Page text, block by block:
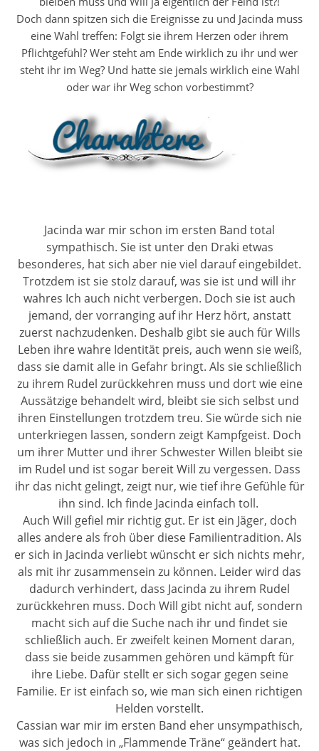
Doch dann spitzen sich die Ereignisse zu und Jacinda muss
eine Wahl treffen: Folgt sie ihrem Herzen oder ihrem
Pflichtgefühl? Wer steht am Ende wirklich zu ihr und wer
steht ihr im Weg? Und hatte sie jemals wirklich eine Wahl
oder war ihr Weg schon vorbestimmt?
Jacinda war mir schon im ersten Band total
sympathisch. Sie ist unter den Draki etwas
besonderes, hat sich aber nie viel darauf eingebildet.
Trotzdem ist sie stolz darauf, was sie ist und will ihr
wahres Ich auch nicht verbergen. Doch sie ist auch
jemand, der vorranging auf ihr Herz hört, anstatt
zuerst nachzudenken. Deshalb gibt sie auch für Wills
Leben ihre wahre Identität preis, auch wenn sie weiß,
dass sie damit alle in Gefahr bringt. Als sie schließlich
zu ihrem Rudel zurückkehren muss und dort wie eine
Aussätzige behandelt wird, bleibt sie sich selbst und
ihren Einstellungen trotzdem treu. Sie würde sich nie
unterkriegen lassen, sondern zeigt Kampfgeist. Doch
um ihrer Mutter und ihrer Schwester Willen bleibt sie
im Rudel und ist sogar bereit Will zu vergessen. Dass
ihr das nicht gelingt, zeigt nur, wie tief ihre Gefühle für
ihn sind. Ich finde Jacinda einfach toll.
Auch Will gefiel mir richtig gut. Er ist ein Jäger, doch
alles andere als froh über diese Familientradition. Als
er sich in Jacinda verliebt wünscht er sich nichts mehr,
als mit ihr zusammensein zu können. Leider wird das
dadurch verhindert, dass Jacinda zu ihrem Rudel
zurückkehren muss. Doch Will gibt nicht auf, sondern
macht sich auf die Suche nach ihr und findet sie
schließlich auch. Er zweifelt keinen Moment daran,
dass sie beide zusammen gehören und kämpft für
ihre Liebe. Dafür stellt er sich sogar gegen seine
Familie. Er ist einfach so, wie man sich einen richtigen
Helden vorstellt.
Cassian war mir im ersten Band eher unsympathisch,
was sich jedoch in „Flammende Träne“ geändert hat.